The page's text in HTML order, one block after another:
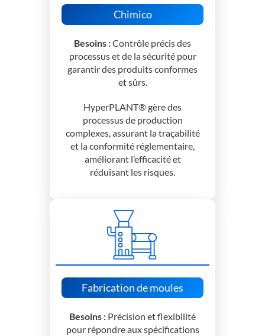
Chimico
Besoins :Contrôle précis des
processus et de la sécurité pour
garantir des produits conformes
et sûrs.
HyperPLANT® gère des
processus de production
complexes, assurant la traçabilité
et la conformité réglementaire,
améliorant l’efficacité et
réduisant les risques.
Fabrication de moules
Besoins : Précision et flexibilité
pour répondre aux spécifications